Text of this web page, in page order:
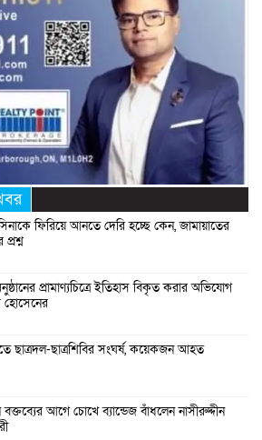
ফিরিয়ে আনতে দেরি হচ্ছে কেন, জামায়াতের
অনুষ্ঠানের প্রামাণ্যচিত্রে ইতিহাস বিকৃত করার অভিযোগ
ছাত্রদল-ছাত্রশিবির সংঘর্ষ, কয়েকজন আহত
বক্তব্যের আগে চোখে ব্যান্ডেজ বাঁধলেন নাসীরুদ্দীন